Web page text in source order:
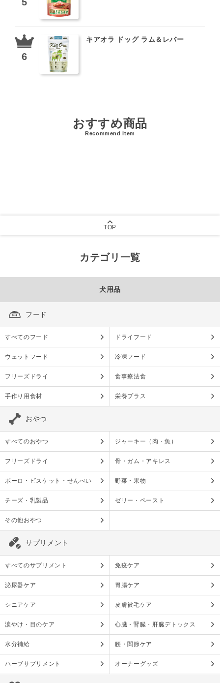
キアオラ ドッグ ラム＆レバー
おすすめ商品
Recommend Item
TOP
カテゴリ一覧
犬用品
フード
すべてのフード ドライフード
ウェットフード 冷凍フード
フリーズドライ 食事療法食
手作り用食材 栄養プラス
おやつ
すべてのおやつ ジャーキー（肉・魚）
フリーズドライ 骨・ガム・アキレス
ボーロ・ビスケット・せんべい 野菜・果物
チーズ・乳製品 ゼリー・ペースト
その他おやつ
サプリメント
すべてのサプリメント 免疫ケア
泌尿器ケア 胃腸ケア
シニアケア 皮膚被毛ケア
涙やけ・目のケア 心臓・腎臓・肝臓デトックス
水分補給 腰・関節ケア
ハーブサプリメント オーナーグッズ